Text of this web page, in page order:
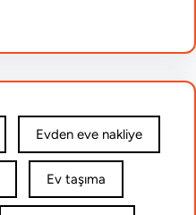
Evden eve nakliye
Ev taşıma